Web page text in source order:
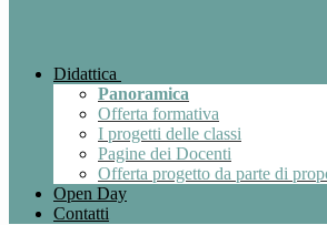
Didattica
Panoramica
Offerta formativa
I progetti delle classi
Pagine dei Docenti
Offerta progetto da parte di
Open Day
Contatti